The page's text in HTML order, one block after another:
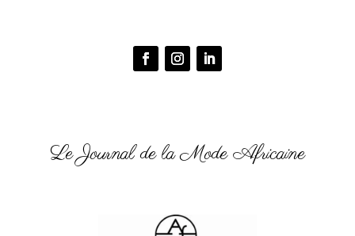
Le Journal de la Mode Africaine